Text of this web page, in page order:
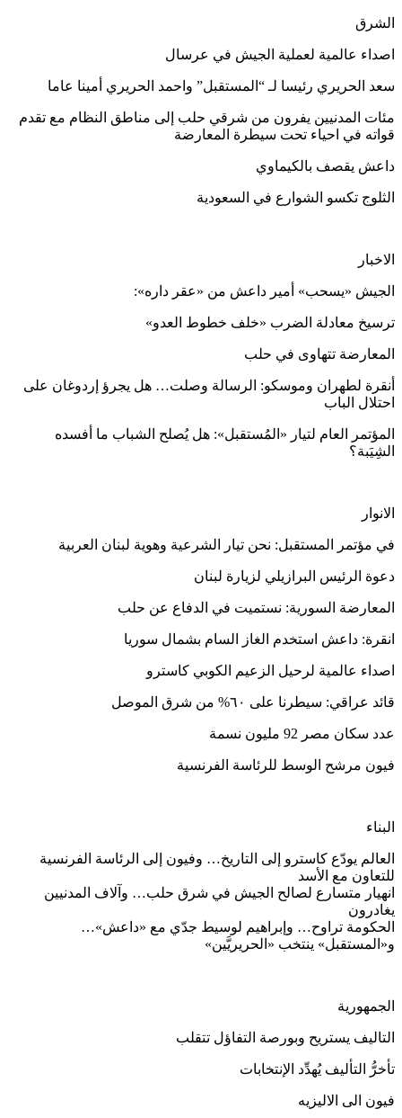
الشرق
اصداء عالمية لعملية الجيش في عرسال
سعد الحريري رئيسا لـ “المستقبل” واحمد الحريري أمينا عاما
مئات المدنيين يفرون من شرقي حلب إلى مناطق النظام مع تقدم
قواته في احياء تحت سيطرة المعارضة
داعش يقصف بالكيماوي
الثلوج تكسو الشوارع في السعودية
الاخبار
الجيش «يسحب» أمير داعش من «عقر داره»:
ترسيخ معادلة الضرب «خلف خطوط العدو»
المعارضة تتهاوى في حلب
أنقرة لطهران وموسكو: الرسالة وصلت… هل يجرؤ إردوغان على
احتلال الباب
المؤتمر العام لتيار «المُستقبل»: هل يُصلح الشباب ما أفسده
الشِيَبة؟
الانوار
في مؤتمر المستقبل: نحن تيار الشرعية وهوية لبنان العربية
دعوة الرئيس البرازيلي لزيارة لبنان
المعارضة السورية: نستميت في الدفاع عن حلب
انقرة: داعش استخدم الغاز السام بشمال سوريا
اصداء عالمية لرحيل الزعيم الكوبي كاسترو
قائد عراقي: سيطرنا على ٦٠% من شرق الموصل
عدد سكان مصر 92 مليون نسمة
فيون مرشح الوسط للرئاسة الفرنسية
البناء
العالم يودّع كاسترو إلى التاريخ… وفيون إلى الرئاسة الفرنسية
للتعاون مع الأسد
انهيار متسارع لصالح الجيش في شرق حلب… وآلاف المدنيين
يغادرون
الحكومة تراوح… وإبراهيم لوسيط جدّي مع «داعش»…
و«المستقبل» ينتخب «الحريريَّين»
الجمهورية
التاليف يستريح وبورصة التفاؤل تتقلب
تأخرُّ التأليف يُهدِّد الإنتخابات
فيون الى الاليزيه